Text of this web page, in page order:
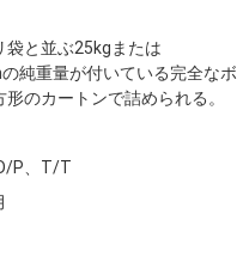
袋と並ぶ25kgまたは
純重量が付いている完全なボ
のカートンで詰められる。
P、T/T